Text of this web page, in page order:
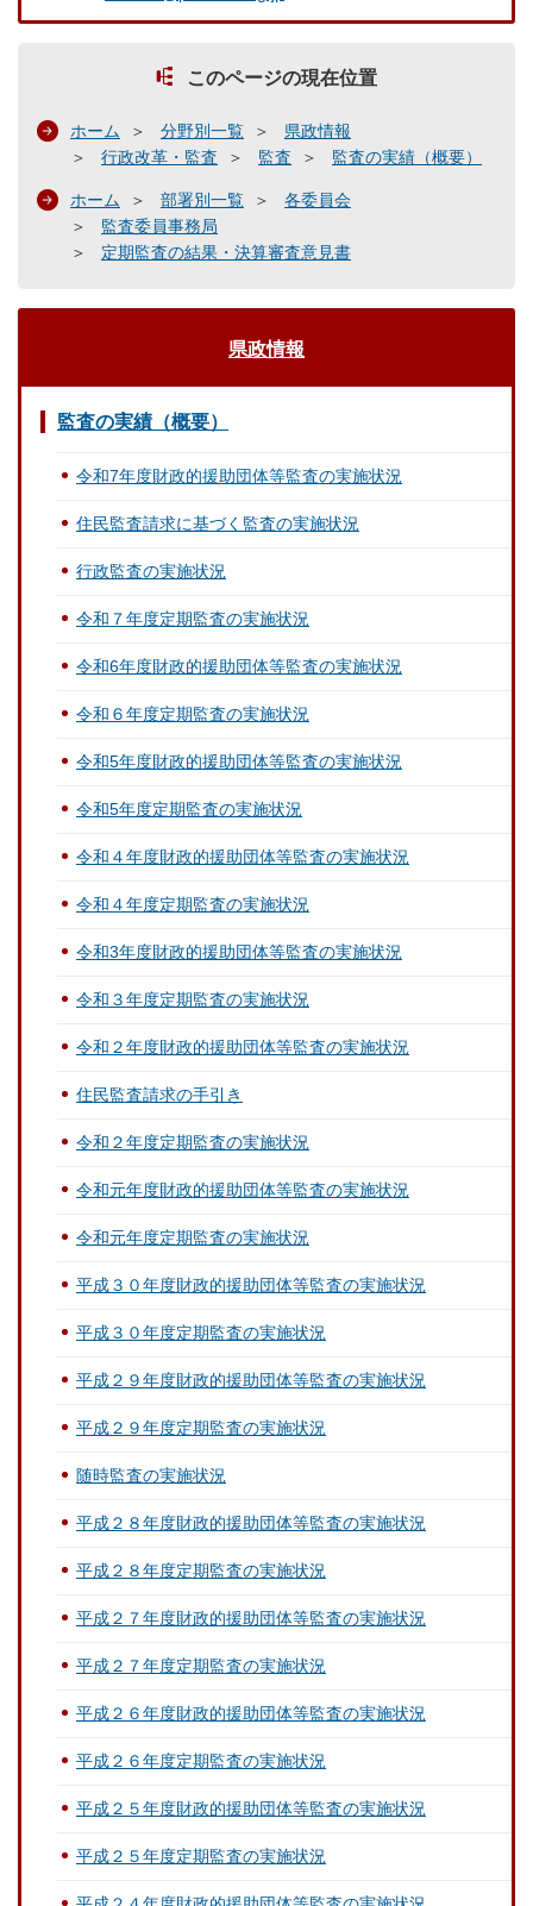
このページの現在位置
ホーム 分野別一覧
県政情報
行政改革・監査
監査 監査の実績（概要）
ホーム 部署別一覧
各委員会
監査委員事務局
定期監査の結果・決算審査意見書
県政情報
監査の実績（概要）
令和7年度財政的援助団体等監査の実施状況
住民監査請求に基づく監査の実施状況
行政監査の実施状況
令和７年度定期監査の実施状況
令和6年度財政的援助団体等監査の実施状況
令和６年度定期監査の実施状況
令和5年度財政的援助団体等監査の実施状況
令和5年度定期監査の実施状況
令和４年度財政的援助団体等監査の実施状況
令和４年度定期監査の実施状況
令和3年度財政的援助団体等監査の実施状況
令和３年度定期監査の実施状況
令和２年度財政的援助団体等監査の実施状況
住民監査請求の手引き
令和２年度定期監査の実施状況
令和元年度財政的援助団体等監査の実施状況
令和元年度定期監査の実施状況
平成３０年度財政的援助団体等監査の実施状況
平成３０年度定期監査の実施状況
平成２９年度財政的援助団体等監査の実施状況
平成２９年度定期監査の実施状況
随時監査の実施状況
平成２８年度財政的援助団体等監査の実施状況
平成２８年度定期監査の実施状況
平成２７年度財政的援助団体等監査の実施状況
平成２７年度定期監査の実施状況
平成２６年度財政的援助団体等監査の実施状況
平成２６年度定期監査の実施状況
平成２５年度財政的援助団体等監査の実施状況
平成２５年度定期監査の実施状況